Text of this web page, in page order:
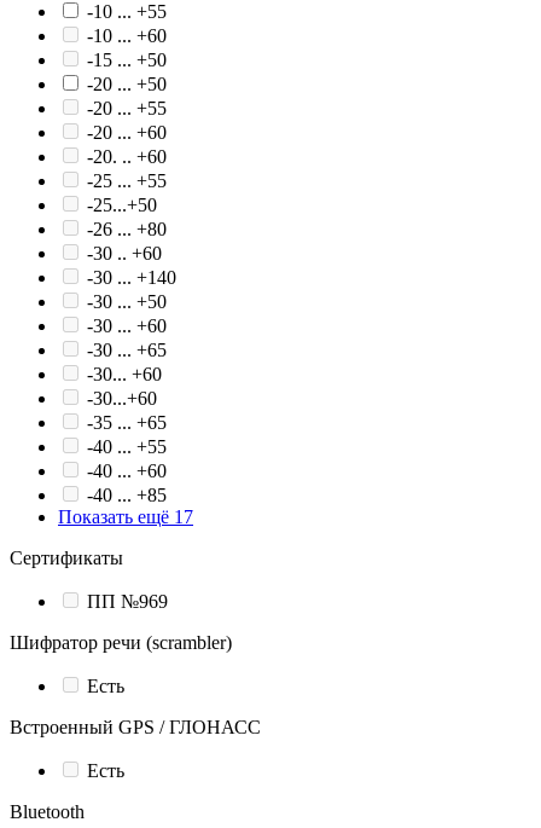
-10 ... +55
-10 ... +60
-15 ... +50
-20 ... +50
-20 ... +55
-20 ... +60
-20. .. +60
-25 ... +55
-25...+50
-26 ... +80
-30 .. +60
-30 ... +140
-30 ... +50
-30 ... +60
-30 ... +65
-30... +60
-30...+60
-35 ... +65
-40 ... +55
-40 ... +60
-40 ... +85
Показать ещё 17
Сертификаты
ПП №969
Шифратор речи (scrambler)
Есть
Встроенный GPS / ГЛОНАСС
Есть
Bluetooth